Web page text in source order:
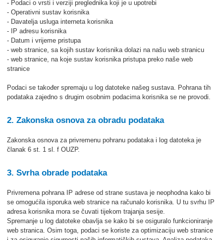
- Podaci o vrsti i verziji preglednika koji je u upotrebi
- Operativni sustav korisnika
- Davatelja usluga interneta korisnika
- IP adresu korisnika
- Datum i vrijeme pristupa
- web stranice, sa kojih sustav korisnika dolazi na našu web stranicu
- web stranice, na koje sustav korisnika pristupa preko naše web
stranice
Podaci se također spremaju u log datoteke našeg sustava. Pohrana tih
podataka zajedno s drugim osobnim podacima korisnika se ne provodi.
2. Zakonska osnova za obradu podataka
Zakonska osnova za privremenu pohranu podataka i log datoteka je
članak 6 st. 1 sl. f OUZP.
3. Svrha obrade podataka
Privremena pohrana IP adrese od strane sustava je neophodna kako bi
se omogućila isporuka web stranice na računalo korisnika. U tu svrhu IP
adresa korisnika mora se čuvati tijekom trajanja sesije.
Spremanje u log datoteke obavlja se kako bi se osiguralo funkcioniranje
web stranica. Osim toga, podaci se koriste za optimizaciju web stranice